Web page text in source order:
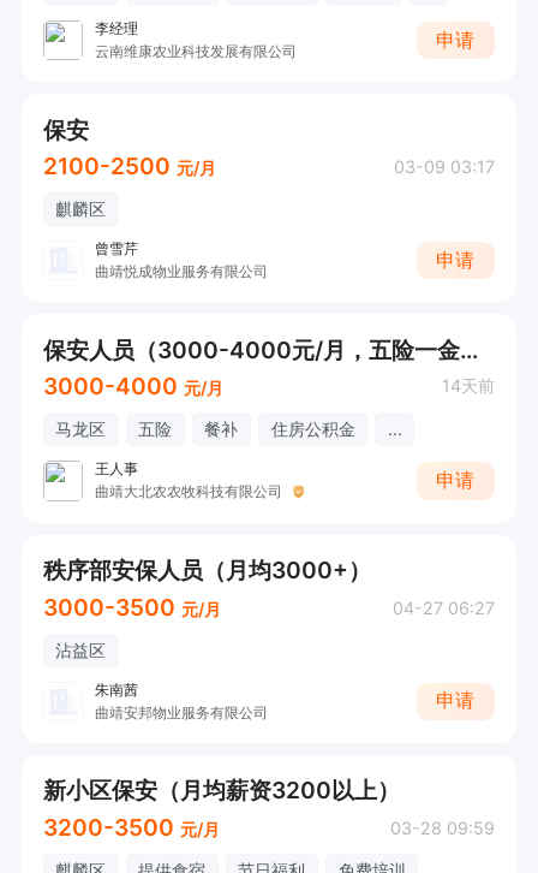
李经理
云南维康农业科技发展有限公司
申请
保安
2100-2500 元/月 03-09 03:17
麒麟区
曾雪芹
曲靖悦成物业服务有限公司
申请
保安人员（3000-4000元/月，五险一金，包吃住）
3000-4000 元/月 14天前
马龙区 五险 餐补 住房公积金 ...
王人事
曲靖大北农农牧科技有限公司
申请
秩序部安保人员（月均3000+）
3000-3500 元/月 04-27 06:27
沾益区
朱南茜
曲靖安邦物业服务有限公司
申请
新小区保安（月均薪资3200以上）
3200-3500 元/月 03-28 09:59